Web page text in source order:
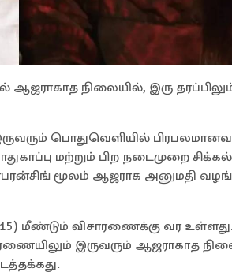
நிலையில், இரு
பொதுவெளியில்
மற்றும் பிற நடைமுறை
மூலம் ஆஜராக அனுமதி
மீண்டும் விசாரணைக்கு வர உள்ளது.
இருவரும் ஆஜராகாத